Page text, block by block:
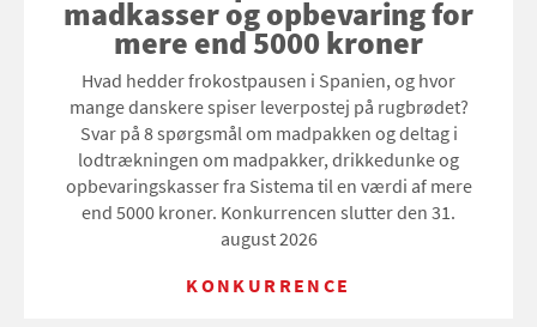
madkasser og opbevaring for
mere end 5000 kroner
Hvad hedder frokostpausen i Spanien, og hvor
mange danskere spiser leverpostej på rugbrødet?
Svar på 8 spørgsmål om madpakken og deltag i
lodtrækningen om madpakker, drikkedunke og
opbevaringskasser fra Sistema til en værdi af mere
end 5000 kroner. Konkurrencen slutter den 31.
august 2026
KONKURRENCE